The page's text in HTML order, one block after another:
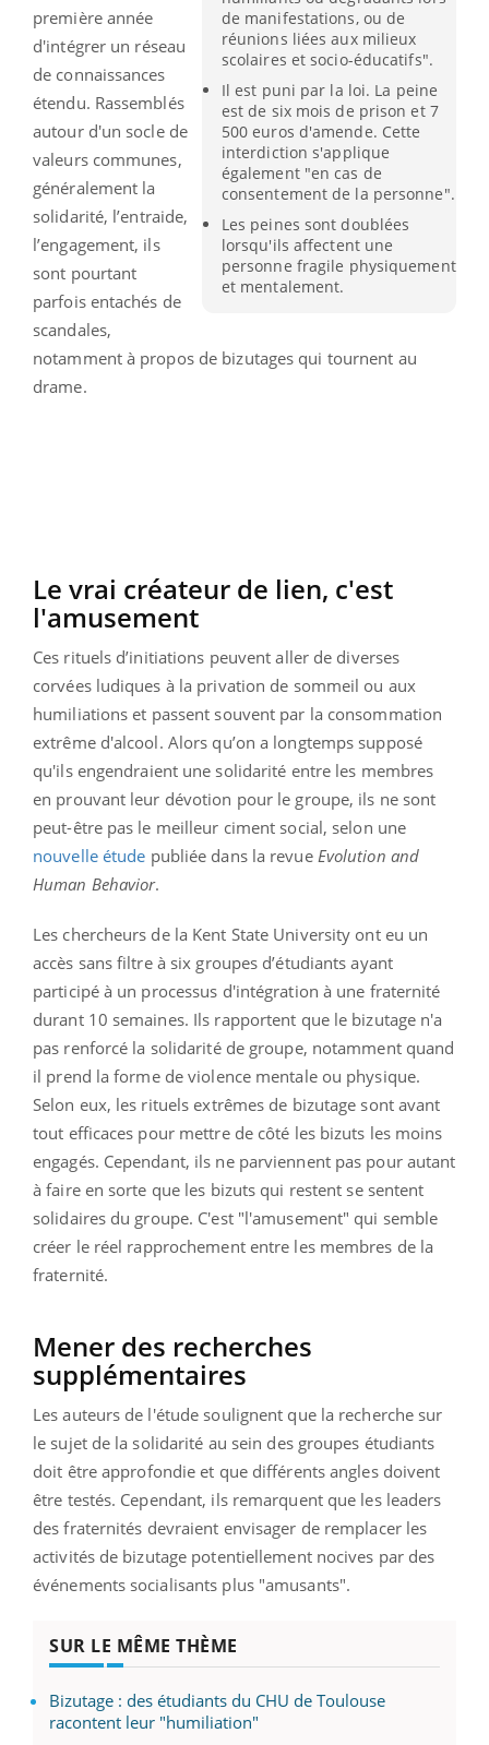
de manifestations, ou de
réunions liées aux milieux
scolaires et socio-éducatifs".
Il est puni par la loi. La peine
est de six mois de prison et 7
500 euros d'amende. Cette
interdiction s'applique
également "en cas de
consentement de la personne".
Les peines sont doublées
lorsqu'ils affectent une
personne fragile physiquement
et mentalement.
première année
d'intégrer un réseau
de connaissances
étendu. Rassemblés
autour d'un socle de
valeurs communes,
généralement la
solidarité, l’entraide,
l’engagement, ils
sont pourtant
parfois entachés de
scandales,
notamment à propos de bizutages qui tournent au
drame.
Le vrai créateur de lien, c'est
l'amusement
Ces rituels d’initiations peuvent aller de diverses
corvées ludiques à la privation de sommeil ou aux
humiliations et passent souvent par la consommation
extrême d'alcool. Alors qu’on a longtemps supposé
qu'ils engendraient une solidarité entre les membres
en prouvant leur dévotion pour le groupe, ils ne sont
peut-être pas le meilleur ciment social, selon une
nouvelle étude publiée dans la revue Evolution and
Human Behavior.
Les chercheurs de la Kent State University ont eu un
accès sans filtre à six groupes d’étudiants ayant
participé à un processus d'intégration à une fraternité
durant 10 semaines. Ils rapportent que le bizutage n'a
pas renforcé la solidarité de groupe, notamment quand
il prend la forme de violence mentale ou physique.
Selon eux, les rituels extrêmes de bizutage sont avant
tout efficaces pour mettre de côté les bizuts les moins
engagés. Cependant, ils ne parviennent pas pour autant
à faire en sorte que les bizuts qui restent se sentent
solidaires du groupe. C'est "l'amusement" qui semble
créer le réel rapprochement entre les membres de la
fraternité.
Mener des recherches
supplémentaires
Les auteurs de l'étude soulignent que la recherche sur
le sujet de la solidarité au sein des groupes étudiants
doit être approfondie et que différents angles doivent
être testés. Cependant, ils remarquent que les leaders
des fraternités devraient envisager de remplacer les
activités de bizutage potentiellement nocives par des
événements socialisants plus "amusants".
SUR LE MÊME THÈME
Bizutage : des étudiants du CHU de Toulouse
racontent leur "humiliation"